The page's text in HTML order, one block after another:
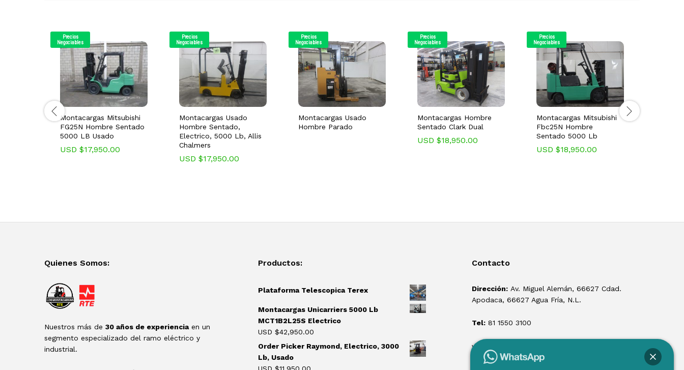
Precios
Negociables
Montacargas Mitsubishi
FG25N Hombre Sentado
5000 LB Usado
USD $17,950.00
Precios
Negociables
Montacargas Usado
Hombre Sentado,
Electrico, 5000 Lb, Allis
Chalmers
USD $17,950.00
Precios
Negociables
Montacargas Usado
Hombre Parado
Precios
Negociables
Montacargas Hombre
Sentado Clark Dual
USD $18,950.00
Precios
Negociables
Montacargas Mitsubishi
Fbc25N Hombre
Sentado 5000 Lb
USD $18,950.00
Quienes Somos:
Nuestros más de 30 años de experienciaen un
segmento especializado del ramo eléctrico y
industrial.
Productos:
Plataforma Telescopica Terex
Montacargas Unicarriers 5000 Lb
MCT1B2L25S Electrico
USD $42,950.00
Order Picker Raymond, Electrico, 3000
Lb, Usado
USD $11,950.00
Contacto
Dirección: Av. Miguel Alemán, 66627 Cdad.
Apodaca, 66627 Agua Fría, N.L.
Tel: 81 1550 3100
ventas@losmontacargas.mx